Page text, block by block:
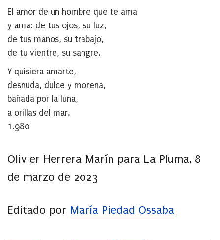
El amor de un hombre que te ama
y ama: de tus ojos, su luz,
de tus manos, su trabajo,
de tu vientre, su sangre.
Y quisiera amarte,
desnuda, dulce y morena,
bañada por la luna,
a orillas del mar.
1.980
Olivier Herrera Marín para La Pluma, 8
de marzo de 2023
Editado por María Piedad Ossaba